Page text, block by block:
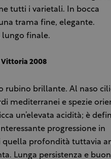
tutti i varietali. In bocca
trama fine, elegante.
lungo finale.
Vittoria 2008
rubino brillante. Al naso
mediterranei e spezie
un’elevata acidità; è
progressione in
quella profondità tuttavia
Lunga persistenza e